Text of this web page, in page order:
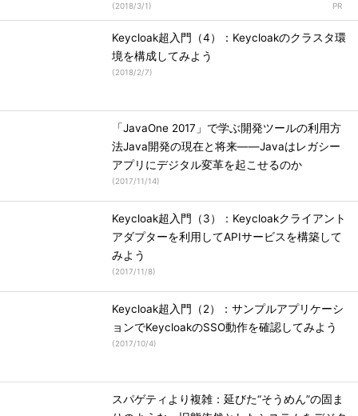
(2018/3/1)
Keycloak超入門（4）：Keycloakのクラスタ環
境を構成してみよう
(2018/2/7)
「JavaOne 2017」で学ぶ開発ツールの利用方
法Java開発の現在と将来――Javaはレガシー
アプリにデジタル変革を起こせるのか
(2017/11/14)
Keycloak超入門（3）：Keycloakクライアント
アダプターを利用してAPIサービスを構築して
みよう
(2017/11/8)
Keycloak超入門（2）：サンプルアプリケーシ
ョンでKeycloakのSSO動作を確認してみよう
(2017/10/4)
スパゲティより複雑：延びた“そうめん”の固ま